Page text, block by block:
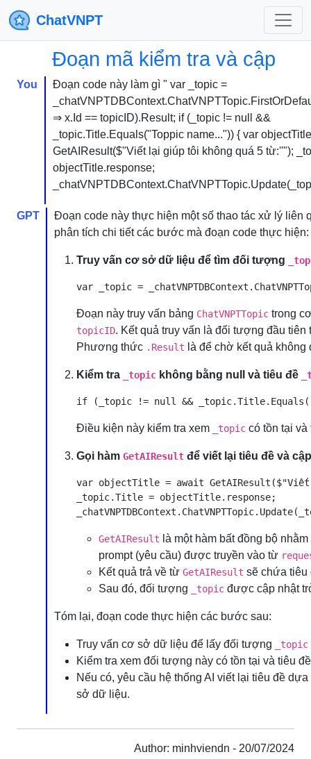
ChatVNPT
Đoạn mã kiểm tra và cập
You
Đoạn code này làm gì " var _topic =
⇒ x.Id == topicID).Result; if (_topic != null &&
_topic.Title.Equals("Toppic name...")) { var
GetAIResult($"Viết lại giúp tôi không quá 5 từ:''");
objectTitle.response;
GPT
Đoạn code này thực hiện một số thao tác xử lý liên
phân tích chi tiết các bước mà đoạn code thực hiện:
Truy vấn cơ sở dữ liệu để tìm đối tượng
Đoạn này truy vấn bảng ChatVNPTTopic trong
topicID. Kết quả truy vấn là đối tượng đầu tiên
Phương thức .Result là để chờ kết quả không
Kiểm tra _topic không bằng null và tiêu đề
Điều kiện này kiểm tra xem _topic có tồn tại
Gọi hàm GetAIResult để viết lại tiêu đề và
var objectTitle = await
_topic.Title = objectTitle.response;
GetAIResult là một hàm bất đồng bộ
prompt (yêu cầu) được truyền vào từ
Kết quả trả về từ GetAIResult sẽ chứa
Sau đó, đối tượng
_topic được cập nhật
Tóm lại, đoạn code thực hiện các bước sau:
Truy vấn cơ sở dữ liệu để lấy đối tượng _topic
Kiểm tra xem đối tượng này có tồn tại và tiêu
Nếu có, yêu cầu hệ thống AI viết lại tiêu đề
sở dữ liệu.
Author: minhviendn - 20/07/2024